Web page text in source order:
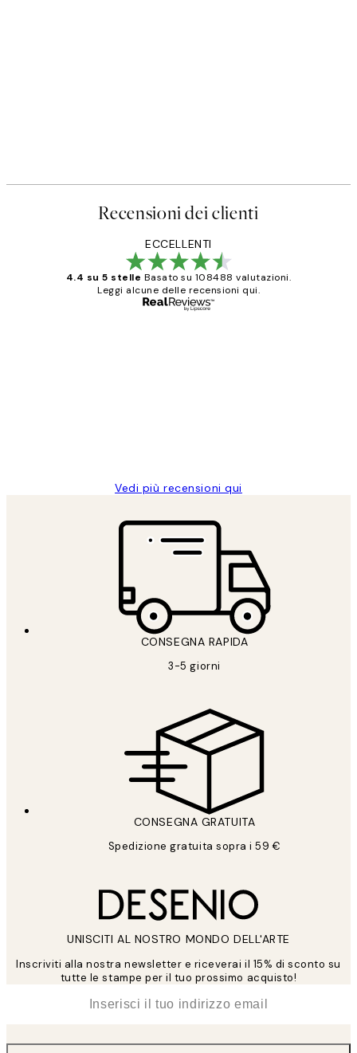
Recensioni dei clienti
ECCELLENTI
4.4 su 5 stelle Basato su 108488 valutazioni.
Leggi alcune delle recensioni qui.
Vedi più recensioni qui
CONSEGNA RAPIDA
3-5 giorni
CONSEGNA GRATUITA
Spedizione gratuita sopra i 59 €
UNISCITI AL NOSTRO MONDO DELL'ARTE
Inscriviti alla nostra newsletter e riceverai il 15% di sconto su
tutte le stampe per il tuo prossimo acquisto!